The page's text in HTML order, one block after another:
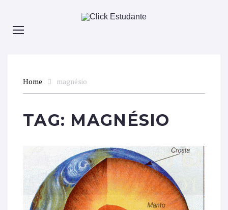
Home magnésio
TAG: MAGNÉSIO